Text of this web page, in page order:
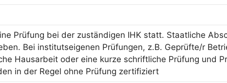
Prüfung bei der zuständigen IHK statt. Staatliche
Bei institutseigenen Prüfungen, z.B. Geprüfte/r
Hausarbeit oder eine kurze schriftliche Prüfung und
in der Regel ohne Prüfung zertifiziert